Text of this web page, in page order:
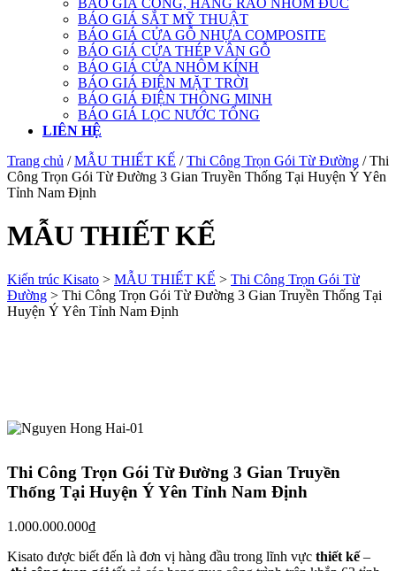
BÁO GIÁ CỔNG, HÀNG RÀO NHÔM ĐÚC
BÁO GIÁ SẮT MỸ THUẬT
BÁO GIÁ CỬA GỖ NHỰA COMPOSITE
BÁO GIÁ CỬA THÉP VÂN GỖ
BÁO GIÁ CỬA NHÔM KÍNH
BÁO GIÁ ĐIỆN MẶT TRỜI
BÁO GIÁ ĐIỆN THÔNG MINH
BÁO GIÁ LỌC NƯỚC TỔNG
LIÊN HỆ
Trang chủ /MẪU THIẾT KẾ /Thi Công Trọn Gói Từ Đường / Thi
Công Trọn Gói Từ Đường 3 Gian Truyền Thống Tại Huyện Ý Yên
Tỉnh Nam Định
MẪU THIẾT KẾ
Kiến trúc Kisato > MẪU THIẾT KẾ > Thi Công Trọn Gói Từ
Đường > Thi Công Trọn Gói Từ Đường 3 Gian Truyền Thống Tại
Huyện Ý Yên Tỉnh Nam Định
Thi Công Trọn Gói Từ Đường 3 Gian Truyền
Thống Tại Huyện Ý Yên Tỉnh Nam Định
1.000.000.000₫
Kisato được biết đến là đơn vị hàng đầu trong lĩnh vực thiết kế–